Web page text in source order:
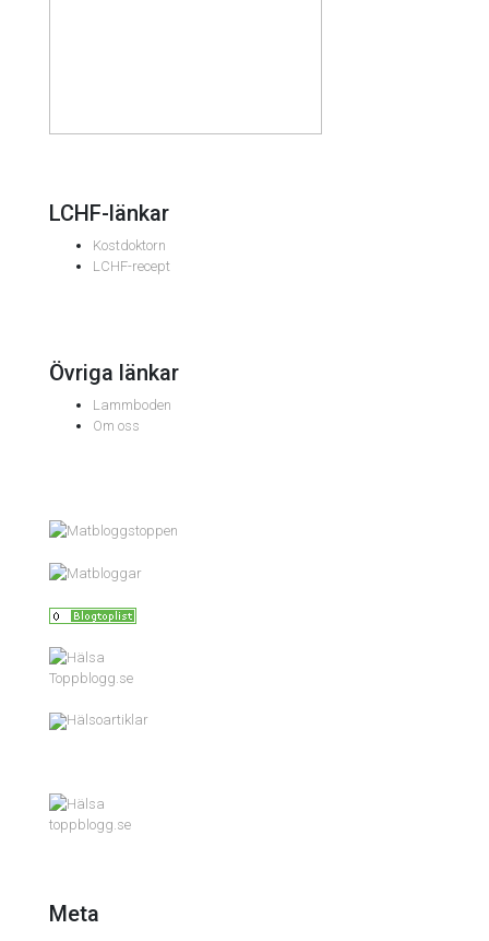
LCHF-länkar
Kostdoktorn
LCHF-recept
Övriga länkar
Lammboden
Om oss
Toppblogg.se
Hälsoartiklar
toppblogg.se
Meta